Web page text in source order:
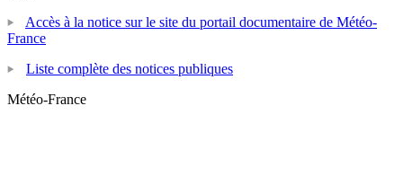
Accès à la notice sur le site du portail documentaire de Météo-
France
Liste complète des notices publiques
Météo-France